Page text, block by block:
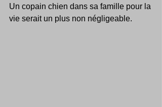
Un copain chien dans sa famille pour la
vie serait un plus non négligeable.